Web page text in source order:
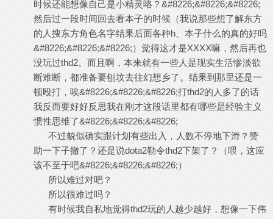
时候还能想像自己是小精灵咯？&#8226;&#8226;&#8226;
然后过一段时间回去看本子的时候（我说那些想了解东方
的人搜东方角色名字结果后面各种h、本子什么的真的好吗
&#8226;&#8226;&#8226;）觉得这才是XXXX嘛，然后再也
没玩过thd2。而且啊，本来就有一些人是现实生活惨淡欲
断难断，都准备要刨坟去往幻想乡了。结果到那里还是一
顿殴打，唉&#8226;&#8226;&#8226;打thd2的人多了的话
我反而要好好反思我在刚才这段话里都有哪些是经验主义
惯性思维了&#8226;&#8226;&#8226;
不过貌似确实跟计划有些出入，人数不停地下滑？赞
助一下子撤了？还是说dota2勒令thd2下架了？（喂，这应
该不至于吧&#8226;&#8226;&#8226;）
所以难过对吧？
所以很难过吗？
有时候我自私地觉得thd2玩的人越少越好，想像一下伟